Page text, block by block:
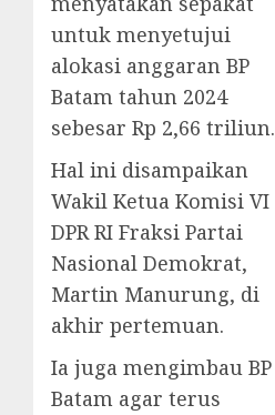
untuk menyetujui
alokasi anggaran BP
Batam tahun 2024
sebesar Rp 2,66 triliun.
Hal ini disampaikan
Wakil Ketua Komisi VI
DPR RI Fraksi Partai
Nasional Demokrat,
Martin Manurung, di
akhir pertemuan.
Ia juga mengimbau BP
Batam agar terus